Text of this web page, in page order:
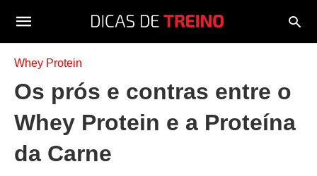
Whey Protein
Os prós e contras entre o
Whey Protein e a Proteína
da Carne